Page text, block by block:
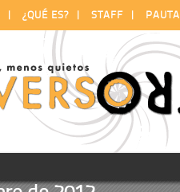
| ¿QUÉ ES?| STAFF| PAUTA